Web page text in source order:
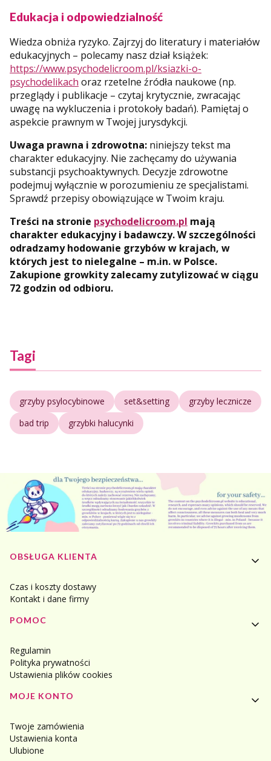
Edukacja i odpowiedzialność
Wiedza obniża ryzyko. Zajrzyj do literatury i materiałów
edukacyjnych – polecamy nasz dział książek:
https://www.psychodelicroom.pl/ksiazki-o-
psychodelikach oraz rzetelne źródła naukowe (np.
przeglądy i publikacje – czytaj krytycznie, zwracając
uwagę na wykluczenia i protokoły badań). Pamiętaj o
aspekcie prawnym w Twojej jurysdykcji.
Uwaga prawna i zdrowotna: niniejszy tekst ma
charakter edukacyjny. Nie zachęcamy do używania
substancji psychoaktywnych. Decyzje zdrowotne
podejmuj wyłącznie w porozumieniu ze specjalistami.
Sprawdź przepisy obowiązujące w Twoim kraju.
Treści na stronie psychodelicroom.pl mają
charakter edukacyjny i badawczy. W szczególności
odradzamy hodowanie grzybów w krajach, w
których jest to nielegalne – m.in. w Polsce.
Zakupione growkity zalecamy zutylizować w ciągu
72 godzin od odbioru.
Tagi
grzyby psylocybinowe set&setting
grzyby lecznicze
bad trip
grzybki halucynki
Linki w stopce
OBSŁUGA KLIENTA
Czas i koszty dostawy
Kontakt i dane firmy
POMOC
Regulamin
Polityka prywatności
Ustawienia plików cookies
MOJE KONTO
Twoje zamówienia
Ustawienia konta
Ulubione